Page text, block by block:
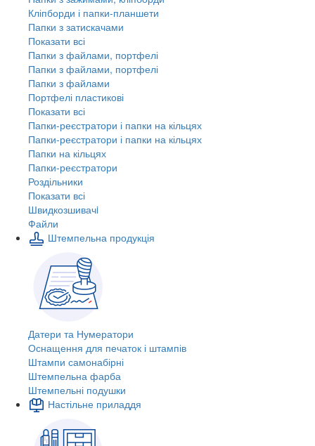
Кліпборди і папки-планшети
Папки з затискачами
Показати всі
Папки з файлами, портфелі
Папки з файлами, портфелі
Папки з файлами
Портфелі пластикові
Показати всі
Папки-реєстратори і папки на кільцях
Папки-реєстратори і папки на кільцях
Папки на кільцях
Папки-реєстратори
Роздільники
Показати всі
Швидкозшивачi
Файли
Штемпельна продукція
Датери та Нумератори
Оснащення для печаток і штампів
Штампи самонабірні
Штемпельна фарба
Штемпельні подушки
Настільне приладдя